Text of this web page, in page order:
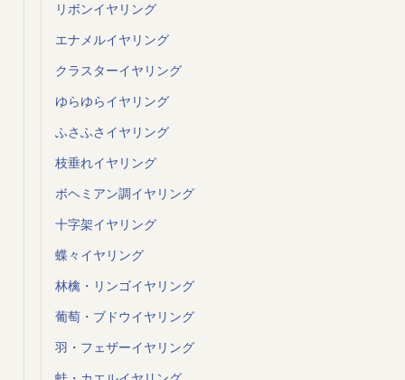
リボンイヤリング
エナメルイヤリング
クラスターイヤリング
ゆらゆらイヤリング
ふさふさイヤリング
枝垂れイヤリング
ボヘミアン調イヤリング
十字架イヤリング
蝶々イヤリング
林檎・リンゴイヤリング
葡萄・ブドウイヤリング
羽・フェザーイヤリング